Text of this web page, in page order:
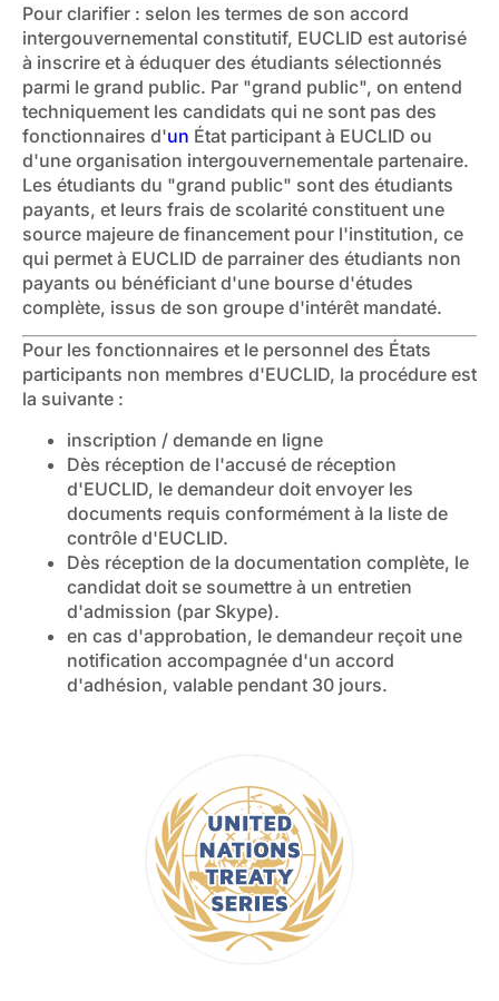
Pour clarifier : selon les termes de son accord
intergouvernemental constitutif, EUCLID est autorisé
à inscrire et à éduquer des étudiants sélectionnés
parmi le grand public. Par "grand public", on entend
techniquement les candidats qui ne sont pas des
fonctionnaires d'un État participant à EUCLID ou
d'une organisation intergouvernementale partenaire.
Les étudiants du "grand public" sont des étudiants
payants, et leurs frais de scolarité constituent une
source majeure de financement pour l'institution, ce
qui permet à EUCLID de parrainer des étudiants non
payants ou bénéficiant d'une bourse d'études
complète, issus de son groupe d'intérêt mandaté.
Pour les fonctionnaires et le personnel des États
participants non membres d'EUCLID, la procédure est
la suivante :
inscription / demande en ligne
Dès réception de l'accusé de réception
d'EUCLID, le demandeur doit envoyer les
documents requis conformément à la liste de
contrôle d'EUCLID.
Dès réception de la documentation complète, le
candidat doit se soumettre à un entretien
d'admission (par Skype).
en cas d'approbation, le demandeur reçoit une
notification accompagnée d'un accord
d'adhésion, valable pendant 30 jours.